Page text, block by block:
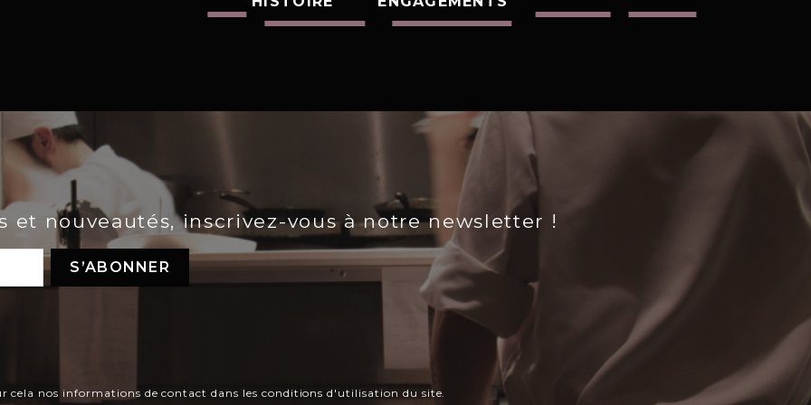
et nouveautés, inscrivez-vous à notre newsletter !
nos informations de contact dans les conditions d'utilisation du site.